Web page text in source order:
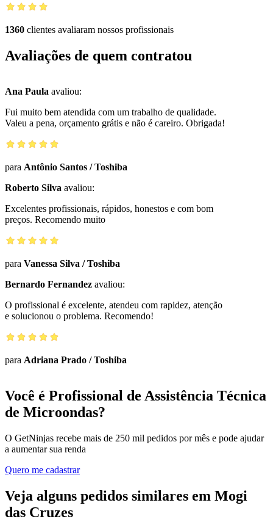
1360 clientes avaliaram nossos profissionais
Avaliações de quem contratou
Ana Paula avaliou:
Fui muito bem atendida com um trabalho de qualidade.
Valeu a pena, orçamento grátis e não é careiro. Obrigada!
para Antônio Santos /Toshiba
Roberto Silva avaliou:
Excelentes profissionais, rápidos, honestos e com bom
preços. Recomendo muito
para Vanessa Silva /Toshiba
Bernardo Fernandez avaliou:
O profissional é excelente, atendeu com rapidez, atenção
e solucionou o problema. Recomendo!
para Adriana Prado /Toshiba
Você é Profissional de Assistência Técnica
de Microondas?
O GetNinjas recebe mais de 250 mil pedidos por mês e pode ajudar
a aumentar sua renda
Quero me cadastrar
Veja alguns pedidos similares em Mogi
das Cruzes